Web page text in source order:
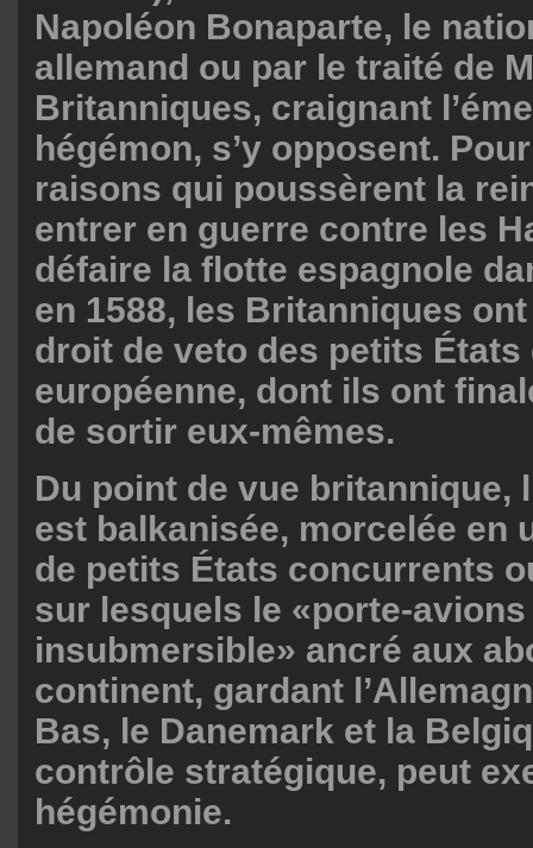
Napoléon Bonaparte, le
allemand ou par le traité de
Britanniques, craignant
hégémon, s’y opposent.
raisons qui poussèrent la
entrer en guerre contre les
défaire la flotte espagnole
en 1588, les Britanniques
droit de veto des petits États
européenne, dont ils ont
de sortir eux-mêmes.
Du point de vue britannique,
est balkanisée, morcelée en
de petits États concurrents
sur lesquels le «porte-avions
insubmersible» ancré aux
continent, gardant
Bas, le Danemark et la
contrôle stratégique, peut
hégémonie.